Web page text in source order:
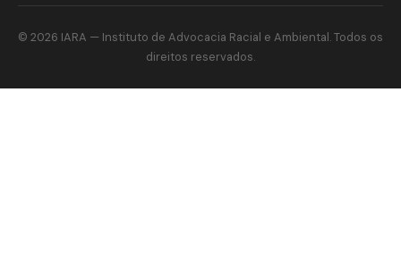
© 2026 IARA — Instituto de Advocacia Racial e Ambiental. Todos os
direitos reservados.